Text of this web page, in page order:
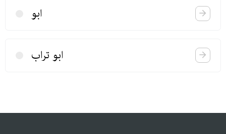
ابو
ابو تراب